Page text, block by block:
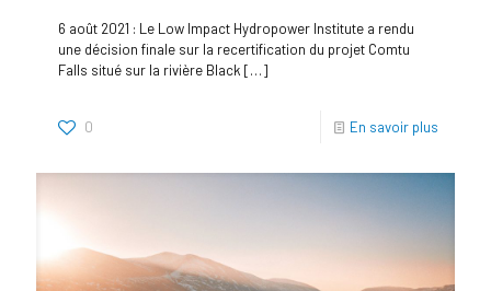
6 août 2021 : Le Low Impact Hydropower Institute a rendu
une décision finale sur la recertification du projet Comtu
Falls situé sur la rivière Black […]
0 En savoir plus